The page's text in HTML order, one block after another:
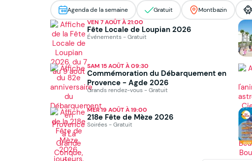
Agenda de la semaine Gratuit Montbazin
VEN 7 AOÛT À 21:00
Fête Locale de Loupian 2026
Événements - Gratuit
SAM 15 AOÛT À 09:30
Commémoration du Débarquement en
Provence - Agde 2026
Grands rendez-vous - Gratuit
MER 19 AOÛT À 19:00
218e Fête de Mèze 2026
Soirées - Gratuit